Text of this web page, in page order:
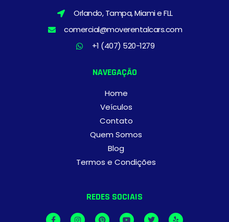
Orlando, Tampa, Miami e FLL
comercial@moverentalcars.com
+1 (407) 520-1279
NAVEGAÇÃO
Home
Veículos
Contato
Quem Somos
Blog
Termos e Condições
REDES SOCIAIS